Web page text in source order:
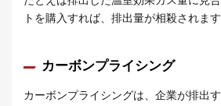
トを購入すれば、排出量が相殺されます
カーボンプライシング
カーボンプライシングは、企業が排出